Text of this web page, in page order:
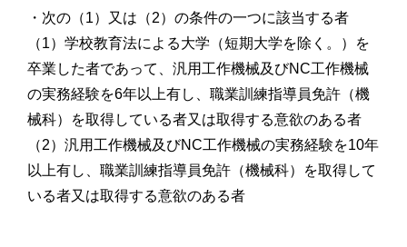
・次の（1）又は（2）の条件の一つに該当する者
（1）学校教育法による大学（短期大学を除く。）を
卒業した者であって、汎用工作機械及びNC工作機械
の実務経験を6年以上有し、職業訓練指導員免許（機
械科）を取得している者又は取得する意欲のある者
（2）汎用工作機械及びNC工作機械の実務経験を10年
以上有し、職業訓練指導員免許（機械科）を取得して
いる者又は取得する意欲のある者